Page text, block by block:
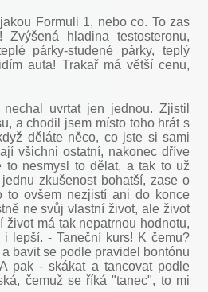
Formuli 1, nebo co. To zas
hladina testosteronu,
párky-studené párky, teplý
auta! Trakař má větší cenu,
uvrtat jen jednou. Zjistil
a chodil jsem místo toho hrát s
děláte něco, co jste si sami
všichni ostatní, nakonec dříve
nesmysl to dělat, a tak to už
zkušenost bohatší, zase o
to ovšem nezjistí ani do konce
ne svůj vlastní život, ale život
život má tak nepatrnou hodnotu,
lepší. - Taneční kurs! K čemu?
bavit se podle pravidel bontónu
pak - skákat a tancovat podle
čemuž se říká "tanec", to mi